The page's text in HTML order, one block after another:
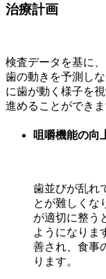
治療計画
検査データを基に
歯の動きを予測し
に歯が動く様子を
進めることができま
咀嚼機能の向
歯並びが乱れ
とが難しくな
が適切に整う
ようになりま
善され、食事
ります。